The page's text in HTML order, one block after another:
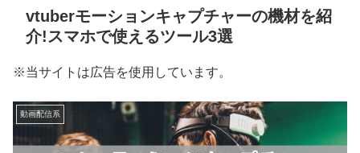
vtuberモーションキャプチャーの機材を紹
介!スマホで使えるツール3選
※当サイトは広告を使用しています。
動画配信系